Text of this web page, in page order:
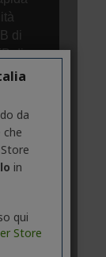
da
che
in
qui
Store